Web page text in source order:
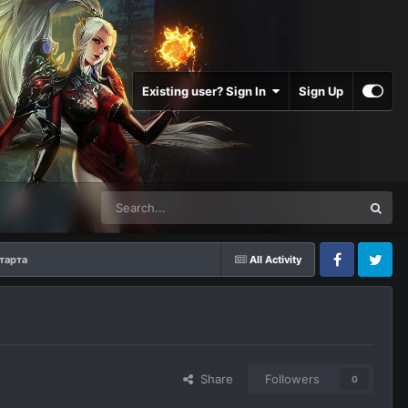
Existing user? Sign In Sign Up
All Activity
FacebookTwitter
Share Followers 0